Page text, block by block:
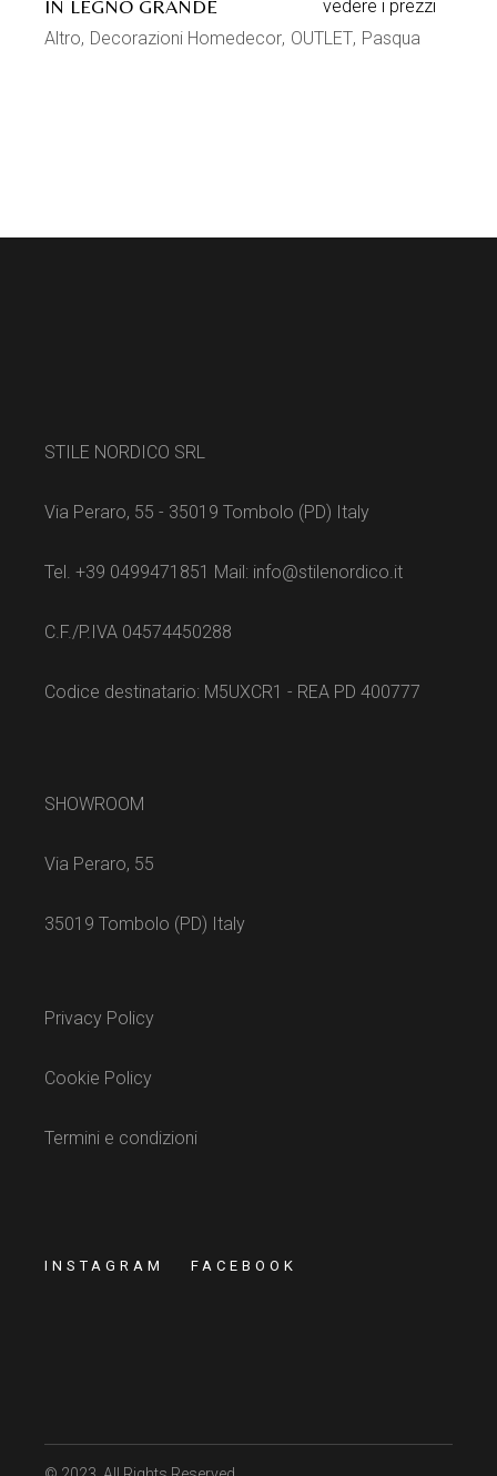
IN LEGNO GRANDE
vedere i prezzi
Altro Decorazioni Homedecor OUTLET Pasqua
STILE NORDICO SRL
Via Peraro, 55 - 35019 Tombolo (PD) Italy
Tel. +39 0499471851 Mail: info@stilenordico.it
C.F./P.IVA 04574450288
Codice destinatario: M5UXCR1 - REA PD 400777
SHOWROOM
Via Peraro, 55
35019 Tombolo (PD) Italy
Privacy Policy
Cookie Policy
Termini e condizioni
INSTAGRAM FACEBOOK